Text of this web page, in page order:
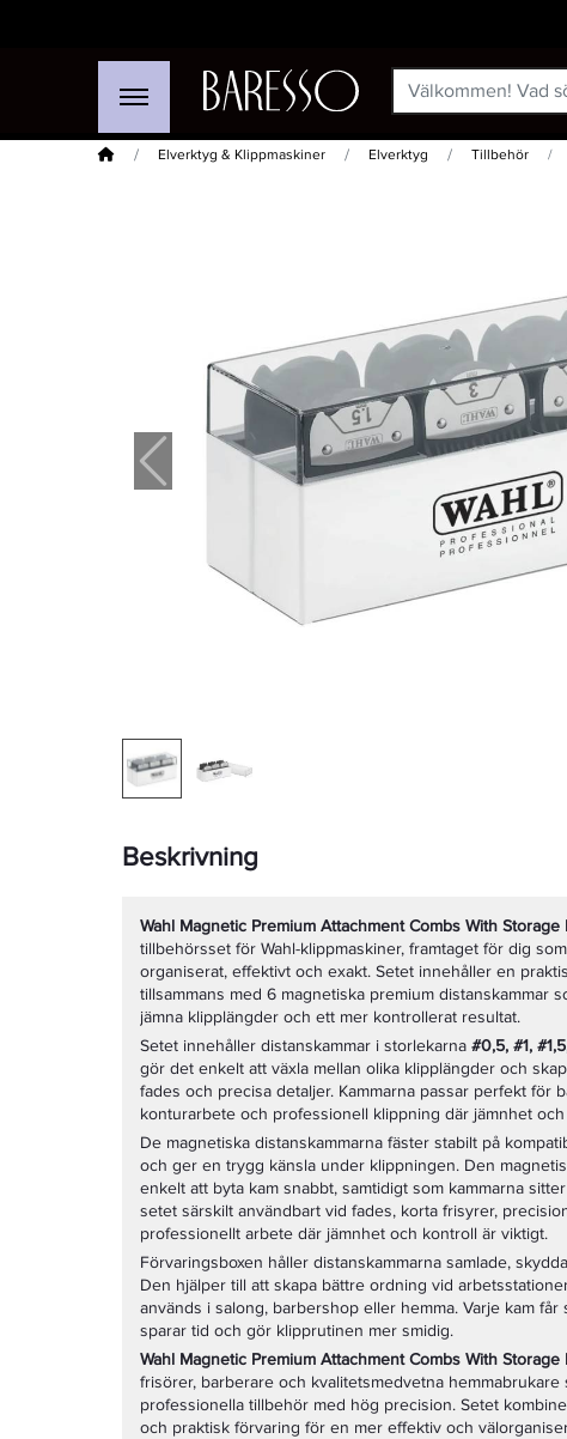
Hem Elverktyg & Klippmaskiner Elverktyg Tillbehör
Beskrivning
Wahl Magnetic Premium Attachment Combs With Storage
tillbehörsset för Wahl-klippmaskiner, framtaget för dig
organiserat, effektivt och exakt. Setet innehåller en
tillsammans med 6 magnetiska premium distanskammar
jämna klipplängder och ett mer kontrollerat resultat.
Setet innehåller distanskammar i storlekarna #0,5, #1,
gör det enkelt att växla mellan olika klipplängder och
fades och precisa detaljer. Kammarna passar perfekt för
konturarbete och professionell klippning där jämnhet
De magnetiska distanskammarna fäster stabilt på
och ger en trygg känsla under klippningen. Den
enkelt att byta kam snabbt, samtidigt som kammarna
setet särskilt användbart vid fades, korta frisyrer,
professionellt arbete där jämnhet och kontroll är viktigt.
Förvaringsboxen håller distanskammarna samlade,
Den hjälper till att skapa bättre ordning vid
används i salong, barbershop eller hemma. Varje kam får
sparar tid och gör klipprutinen mer smidig.
Wahl Magnetic Premium Attachment Combs With Storage
frisörer, barberare och kvalitetsmedvetna hemmabrukare
professionella tillbehör med hög precision. Setet
och praktisk förvaring för en mer effektiv och